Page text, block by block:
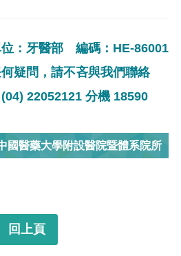
位：牙醫部 編碼：HE-86001
疑問，請不吝與我們聯絡
22052121 分機 18590
國醫藥大學附設醫院暨體系院所
回上頁